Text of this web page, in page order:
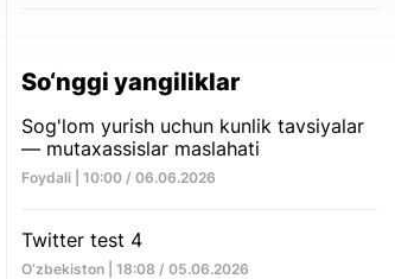
So‘nggi yangiliklar
Sog'lom yurish uchun kunlik tavsiyalar
— mutaxassislar maslahati
Foydali | 10:00 / 06.06.2026
Twitter test 4
O‘zbekiston | 18:08 / 05.06.2026